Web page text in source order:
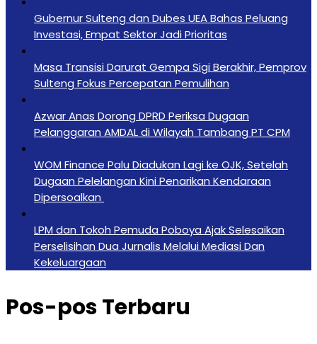
Gubernur Sulteng dan Dubes UEA Bahas Peluang
Investasi, Empat Sektor Jadi Prioritas
Masa Transisi Darurat Gempa Sigi Berakhir, Pemprov
Sulteng Fokus Percepatan Pemulihan
Azwar Anas Dorong DPRD Periksa Dugaan
Pelanggaran AMDAL di Wilayah Tambang PT CPM
‎WOM Finance Palu Diadukan Lagi ke OJK, Setelah
Dugaan Pelelangan Kini Penarikan Kendaraan
Dipersoalkan ‎
LPM dan Tokoh Pemuda Poboya Ajak Selesaikan
Perselisihan Dua Jurnalis Melalui Mediasi Dan
Kekeluargaan
Pos-pos Terbaru